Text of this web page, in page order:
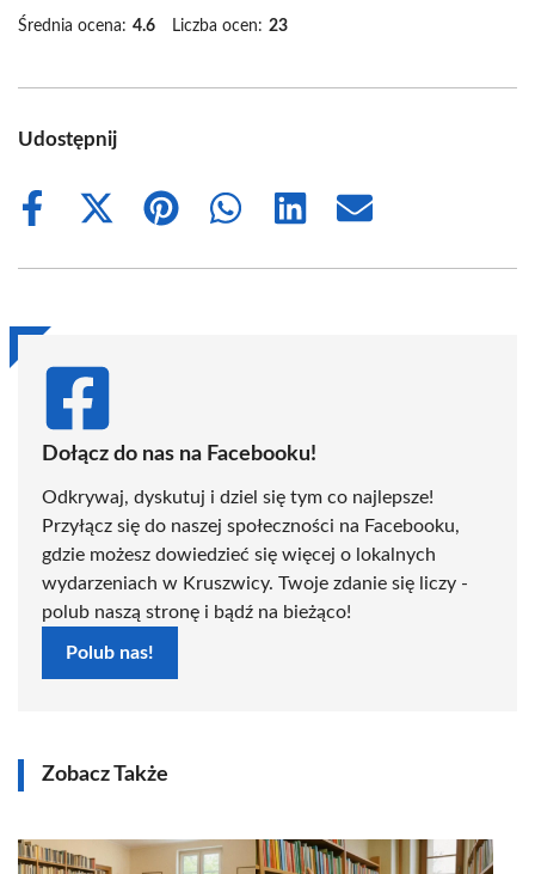
Średnia ocena: 4.6 Liczba ocen: 23
Udostępnij
Share
Share
(Twitter)
Share
Share
Share
Share
Dołącz do nas na Facebooku!
Odkrywaj, dyskutuj i dziel się tym co najlepsze!
Przyłącz się do naszej społeczności na Facebooku,
gdzie możesz dowiedzieć się więcej o lokalnych
wydarzeniach w Kruszwicy. Twoje zdanie się liczy -
polub naszą stronę i bądź na bieżąco!
Polub nas!
Zobacz Także